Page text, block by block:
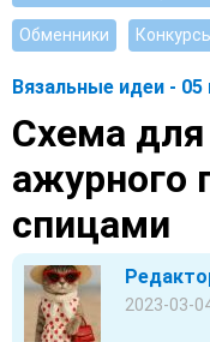
Обменники
Вязальные идеи - 05
Схема
ажурного
спицами
2023-03-